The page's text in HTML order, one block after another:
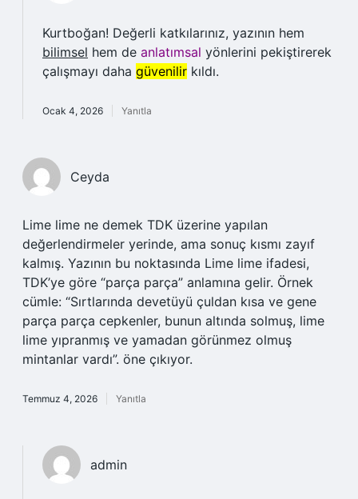
Kurtboğan! Değerli katkılarınız, yazının hem
bilimsel hem de anlatımsal yönlerini pekiştirerek
çalışmayı daha güvenilir kıldı.
Ocak 4, 2026 Yanıtla
Ceyda
Lime lime ne demek TDK üzerine yapılan
değerlendirmeler yerinde, ama sonuç kısmı zayıf
kalmış. Yazının bu noktasında Lime lime ifadesi,
TDK’ye göre “parça parça” anlamına gelir. Örnek
cümle: “Sırtlarında devetüyü çuldan kısa ve gene
parça parça cepkenler, bunun altında solmuş, lime
lime yıpranmış ve yamadan görünmez olmuş
mintanlar vardı”. öne çıkıyor.
Temmuz 4, 2026 Yanıtla
admin